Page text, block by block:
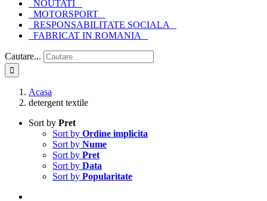
NOUTATI
MOTORSPORT
RESPONSABILITATE SOCIALA
FABRICAT IN ROMANIA
Cautare...
Acasa
detergent textile
Sort by Pret
Sort by Ordine implicita
Sort by Nume
Sort by Pret
Sort by Data
Sort by Popularitate